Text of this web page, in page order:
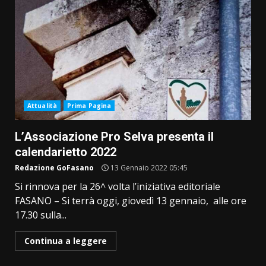
Attualità Prima Pagina
L’Associazione Pro Selva presenta il
calendarietto 2022
Redazione GoFasano 13 Gennaio 2022 05:45
Si rinnova per la 26^ volta l’iniziativa editoriale
FASANO – Si terrà oggi, giovedì 13 gennaio, alle ore
17.30 sulla...
Continua a leggere